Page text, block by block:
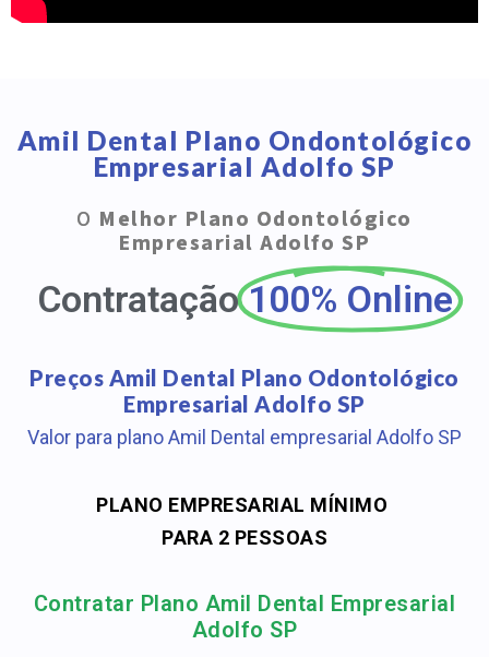
Amil Dental Plano Ondontológico
Empresarial Adolfo SP
O Melhor Plano Odontológico
Empresarial Adolfo SP
Contratação 100% Online
Preços Amil Dental Plano Odontológico
Empresarial Adolfo SP
Valor para plano Amil Dental empresarial Adolfo SP
PLANO EMPRESARIAL MÍNIMO
PARA 2 PESSOAS
Contratar Plano Amil Dental Empresarial
Adolfo SP